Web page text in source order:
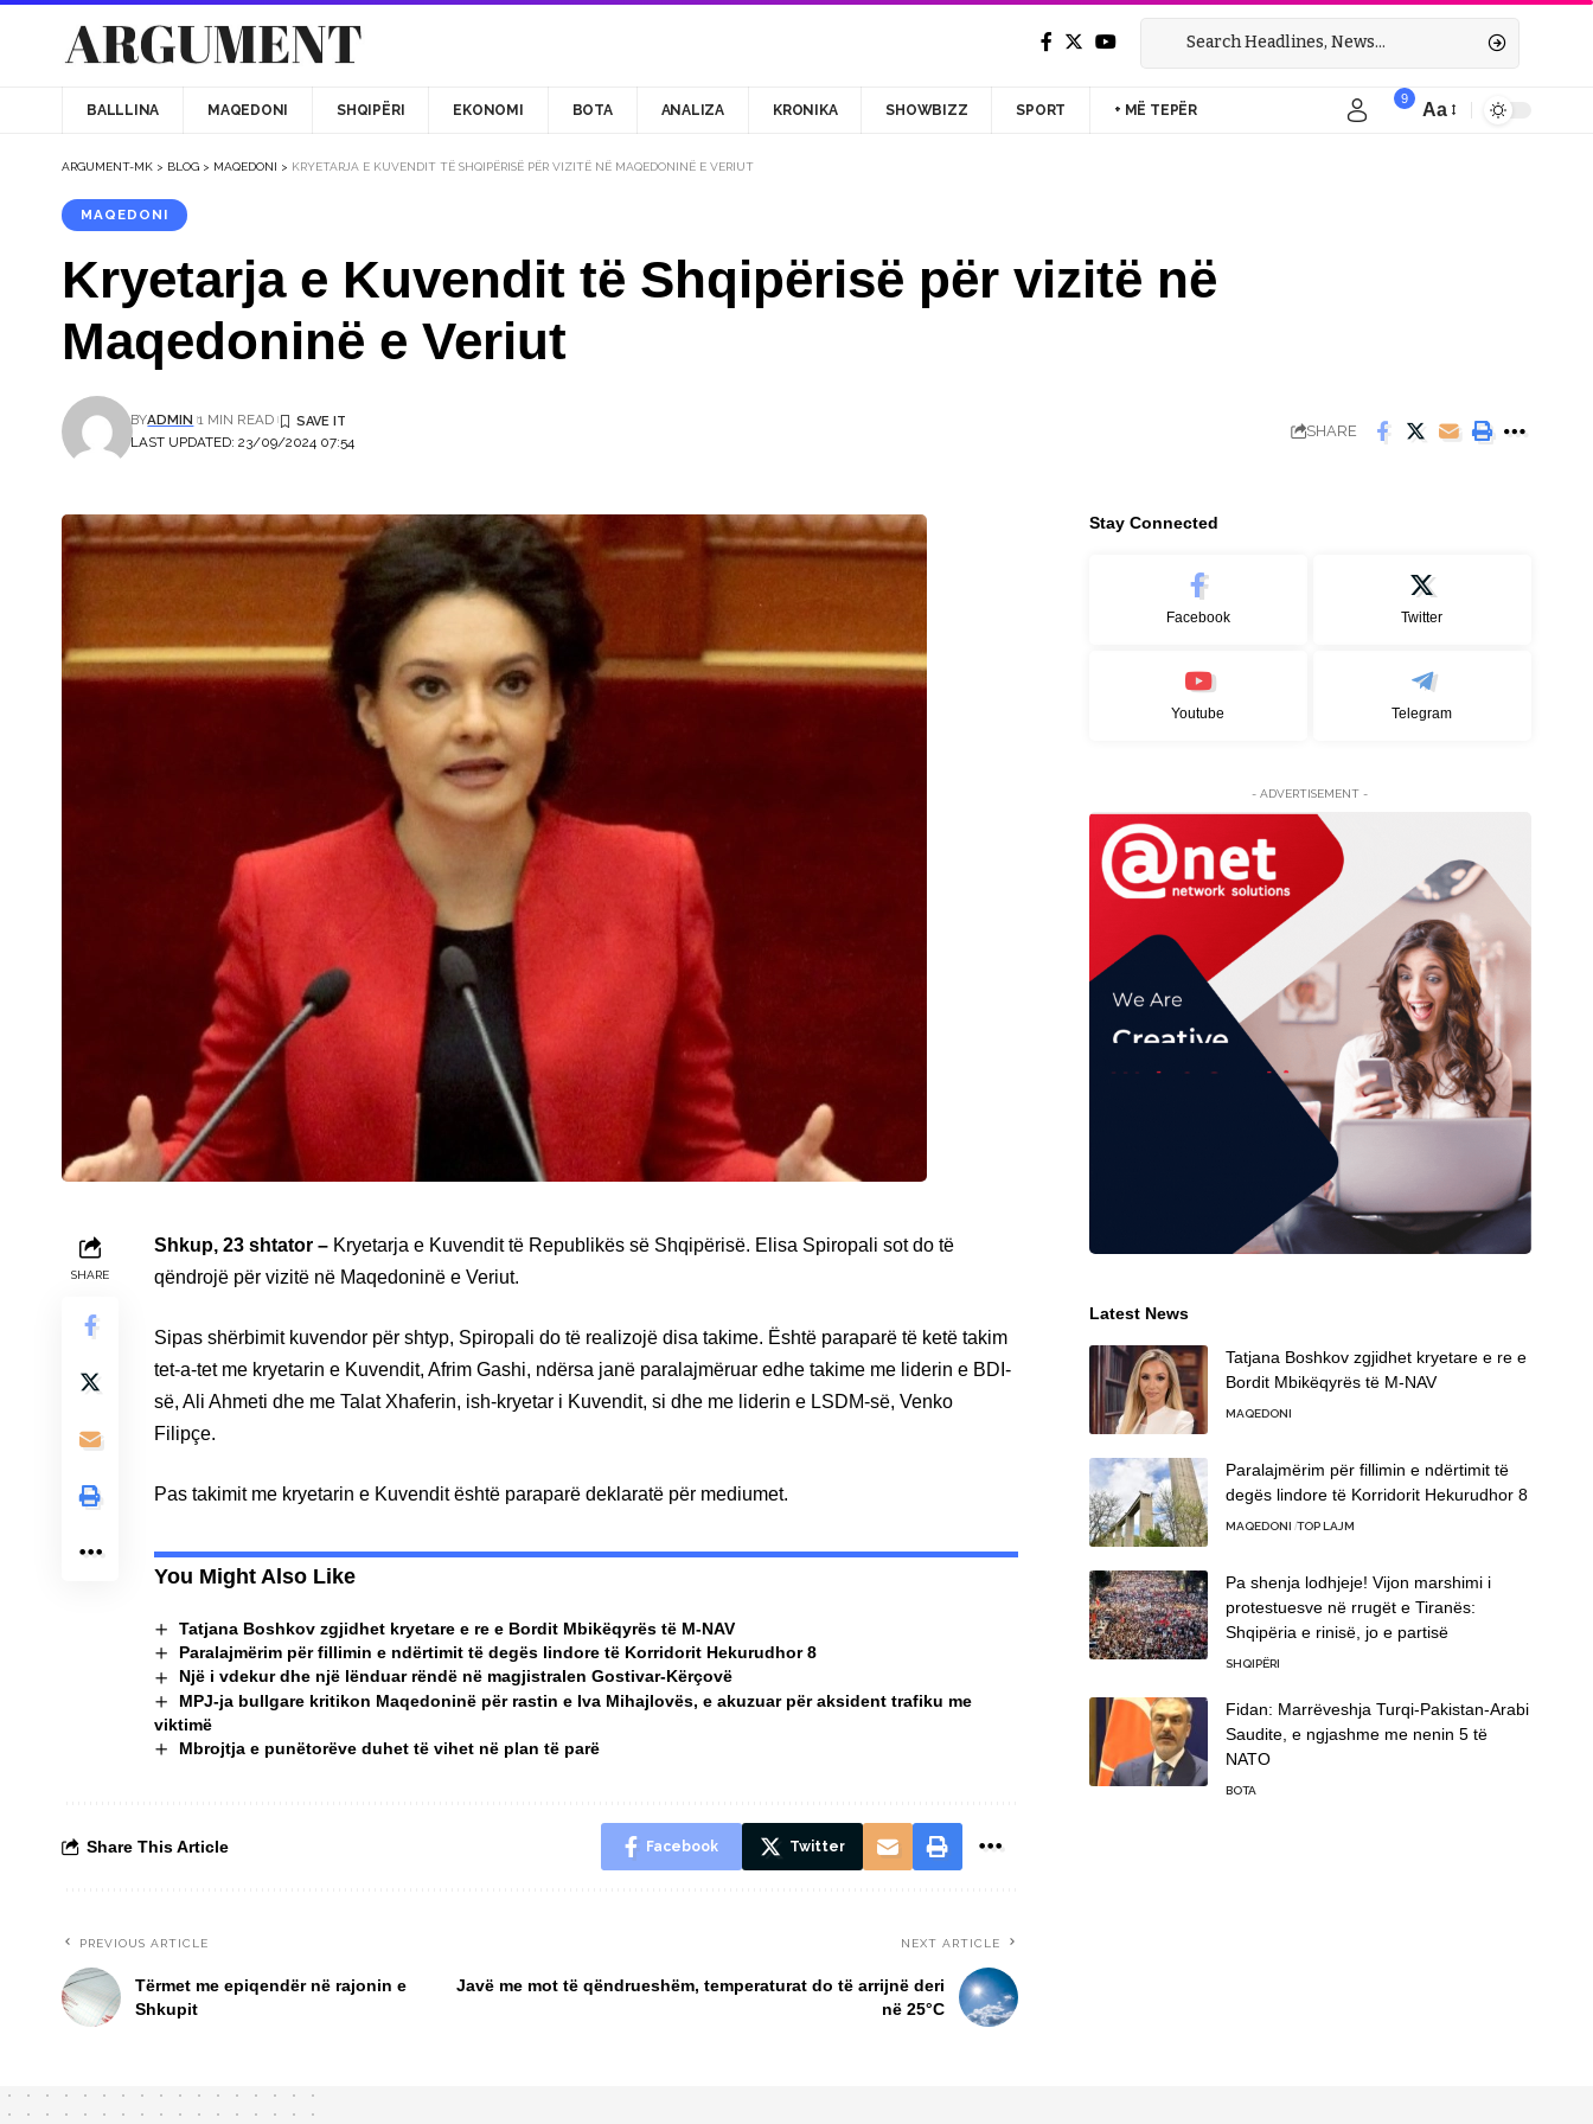
BALLLINA MAQEDONI SHQIPËRI EKONOMI BOTA ANALIZA KRONIKA SHOWBIZZ SPORT + MË TEPËR
9
Aa
ARGUMENT-MK > BLOG > MAQEDONI > KRYETARJA E KUVENDIT TË SHQIPËRISË PËR VIZITË NË MAQEDONINË E VERIUT
MAQEDONI
Kryetarja e Kuvendit të Shqipërisë për vizitë në
Maqedoninë e Veriut
LAST UPDATED: 23/09/2024 07:54
BYADMIN 1 MIN READ
SHARE
SHARE
Shkup, 23 shtator – Kryetarja e Kuvendit të Republikës së Shqipërisë. Elisa Spiropali sot do të
qëndrojë për vizitë në Maqedoninë e Veriut.
Sipas shërbimit kuvendor për shtyp, Spiropali do të realizojë disa takime. Është paraparë të ketë takim
tet-a-tet me kryetarin e Kuvendit, Afrim Gashi, ndërsa janë paralajmëruar edhe takime me liderin e BDI-
së, Ali Ahmeti dhe me Talat Xhaferin, ish-kryetar i Kuvendit, si dhe me liderin e LSDM-së, Venko
Filipçe.
Pas takimit me kryetarin e Kuvendit është paraparë deklaratë për mediumet.
You Might Also Like
Tatjana Boshkov zgjidhet kryetare e re e Bordit Mbikëqyrës të M-NAV
Paralajmërim për fillimin e ndërtimit të degës lindore të Korridorit Hekurudhor 8
Një i vdekur dhe një lënduar rëndë në magjistralen Gostivar-Kërçovë
MPJ-ja bullgare kritikon Maqedoninë për rastin e Iva Mihajlovës, e akuzuar për aksident trafiku me
viktimë
Mbrojtja e punëtorëve duhet të vihet në plan të parë
Share This Article Facebook Twitter
PREVIOUS ARTICLE
Tërmet me epiqendër në rajonin e
Shkupit
NEXT ARTICLE
Javë me mot të qëndrueshëm, temperaturat do të arrijnë deri
në 25°C
Stay Connected
Facebook Twitter
Youtube Telegram
- ADVERTISEMENT -
Latest News
Tatjana Boshkov zgjidhet kryetare e re e
Bordit Mbikëqyrës të M-NAV
MAQEDONI
Paralajmërim për fillimin e ndërtimit të
degës lindore të Korridorit Hekurudhor 8
MAQEDONI TOP LAJM
Pa shenja lodhjeje! Vijon marshimi i
protestuesve në rrugët e Tiranës:
Shqipëria e rinisë, jo e partisë
SHQIPËRI
Fidan: Marrëveshja Turqi-Pakistan-Arabi
Saudite, e ngjashme me nenin 5 të
NATO
BOTA